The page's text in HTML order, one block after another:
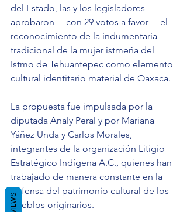
del Estado, las y los legisladores
aprobaron —con 29 votos a favor— el
reconocimiento de la indumentaria
tradicional de la mujer istmeña del
Istmo de Tehuantepec como elemento
cultural identitario material de Oaxaca.
La propuesta fue impulsada por la
diputada Analy Peral y por Mariana
Yáñez Unda y Carlos Morales,
integrantes de la organización Litigio
Estratégico Indígena A.C., quienes han
trabajado de manera constante en la
defensa del patrimonio cultural de los
pueblos originarios.